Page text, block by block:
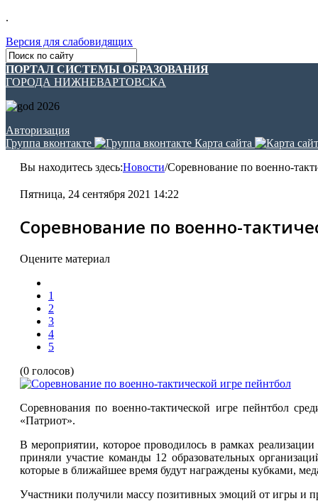
.
Версия для слабовидящих
ПОРТАЛ СИСТЕМЫ ОБРАЗОВАНИЯ
ГОРОДА НИЖНЕВАРТОВСКА
Авторизация
Группа вконтакте
Карта сайта
Вы находитесь здесь:Новости/Соревнование по военно-
Пятница, 24 сентября 2021 14:22
Соревнование по военно-
Оцените материал
1
2
3
4
5
(0 голосов)
Соревнования по военно-тактической игре пейнтбол
«Патриот».
В мероприятии, которое проводилось в рамках
приняли участие команды 12 образовательных
которые в ближайшее время будут награждены кубками,
Участники получили массу позитивных эмоций от игры и